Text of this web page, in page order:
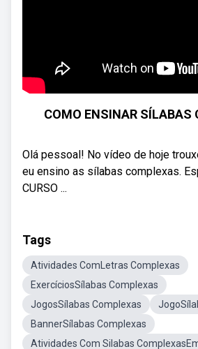
COMO ENSINAR SÍLABAS
Olá pessoal! No vídeo de hoje
eu ensino as sílabas complexas.
CURSO ...
Tags
Atividades ComLetras Complexas
ExercíciosSílabas Complexas
JogosSílabas Complexas
BannerSílabas Complexas
Atividades Com Silabas